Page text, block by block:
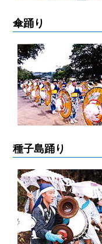
傘踊り
種子島踊り